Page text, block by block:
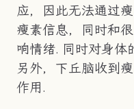
应，因此无法通过
瘦素信息，同时和
响情绪. 同时对身体
另外，下丘脑收到
作用.